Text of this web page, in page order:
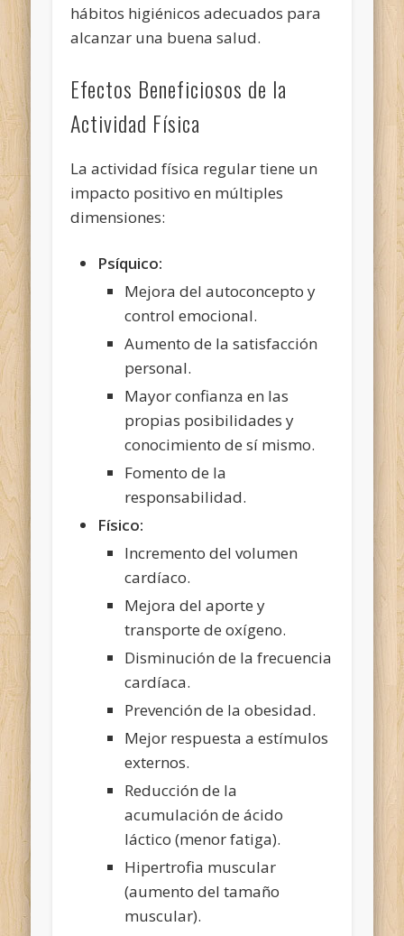
hábitos higiénicos adecuados para
alcanzar una buena salud.
Efectos Beneficiosos de la
Actividad Física
La actividadfísica regular tiene un
impacto positivo en múltiples
dimensiones:
Psíquico:
Mejora del autoconcepto y
control emocional.
Aumento de la satisfacción
personal.
Mayor confianza en las
propias posibilidades y
conocimiento de sí mismo.
Fomento de la
responsabilidad.
Físico:
Incremento del volumen
cardíaco.
Mejora del aporte y
transporte de oxígeno.
Disminución de la frecuencia
cardíaca.
Prevención de la obesidad.
Mejor respuesta a estímulos
externos.
Reducción de la
acumulación de ácido
láctico (menor fatiga).
Hipertrofia muscular
(aumento del tamaño
muscular).